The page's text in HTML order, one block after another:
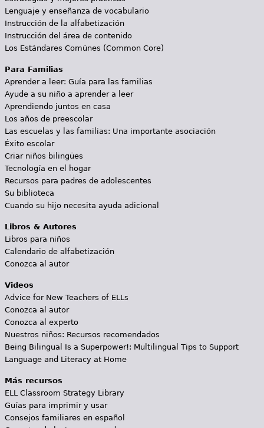
Lenguaje y enseñanza de vocabulario
Instrucción de la alfabetización
Instrucción del área de contenido
Los Estándares Comúnes (Common Core)
Para Familias
Aprender a leer: Guía para las familias
Ayude a su niño a aprender a leer
Aprendiendo juntos en casa
Los años de preescolar
Las escuelas y las familias: Una importante asociación
Éxito escolar
Criar niños bilingües
Tecnología en el hogar
Recursos para padres de adolescentes
Su biblioteca
Cuando su hijo necesita ayuda adicional
Libros & Autores
Libros para niños
Calendario de alfabetización
Conozca al autor
Videos
Advice for New Teachers of ELLs
Conozca al autor
Conozca al experto
Nuestros niños: Recursos recomendados
Being Bilingual Is a Superpower!: Multilingual Tips to Support
Language and Literacy at Home
Más recursos
ELL Classroom Strategy Library
Guías para imprimir y usar
Consejos familiares en español